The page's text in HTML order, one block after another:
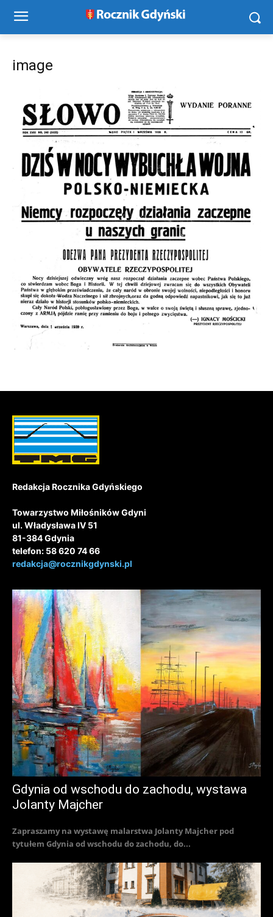
image
Redakcja Rocznika Gdyńskiego
Towarzystwo Miłośników Gdyni
ul. Władysława IV 51
81-384 Gdynia
telefon: 58 620 74 66
redakcja@rocznikgdynski.pl
Gdynia od wschodu do zachodu, wystawa
Jolanty Majcher
Zapraszamy na wystawę malarstwa Jolanty Majcher pod
tytułem Gdynia od wschodu do zachodu, do...